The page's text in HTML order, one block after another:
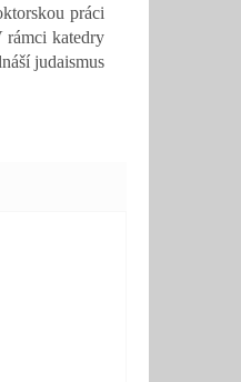
práci
rámci katedry
judaismus